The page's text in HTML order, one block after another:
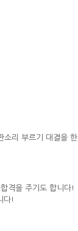
소리 부르기 대결을 한
격을 주기도 합니다!
다!​​